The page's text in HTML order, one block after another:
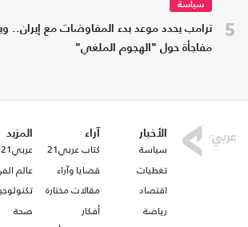
5
سياسة
ترامب يحدد موعد بدء المفاوضات مع إيران..
مفاجأة حول "الهجوم الملغي"
الأخبار
سياسة
تغطيات
اقتصاد
رياضة
آراء
كتاب عربي21
قضايا وآراء
مقالات مختارة
أفكار
المزيد
عربي21 TV
عالم
صحة